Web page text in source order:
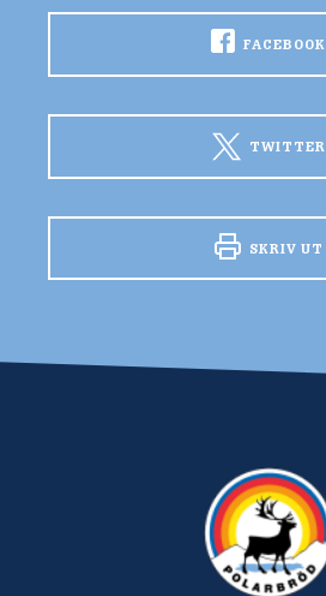
FACEBOOK
TWITTER
SKRIV UT